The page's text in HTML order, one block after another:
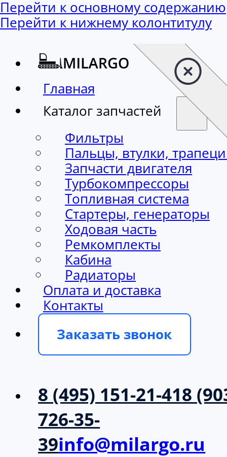
Перейти к основному содержанию
Перейти к нижнему колонтитулу
Главная
Каталог запчастей
Фильтры
Пальцы, втулки,
Запчасти двигателя
Турбокомпрессоры
Топливная система
Стартеры, генераторы
Ходовая часть
Ремкомплекты
Кабина
Радиаторы
Оплата и доставка
Контакты
Заказать звонок
8 (495) 151-21-418
726-35-
39info@milargo.ru